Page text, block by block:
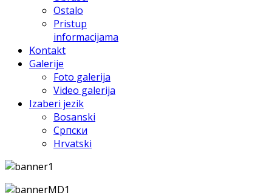
Ostalo
Pristup
informacijama
Kontakt
Galerije
Foto galerija
Video galerija
Izaberi jezik
Bosanski
Српски
Hrvatski